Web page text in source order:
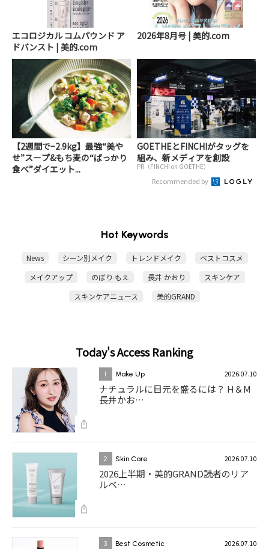
エコロジカル コムパウンド ア
ドバンスト | 美的.com
2026年8月号 | 美的.com
【2週間で−2.9kg】最強“美や
せ”スープ&もち麦の“ばっかり
食べ”ダイエット...
GOETHEとFINCHIがタッグを
組み、新メディアを創設
PR（FINCHI on GOETHE）
Recommended by
Hot Keywords
News シーン別メイク トレンドメイク
ベストコスメ
メイクアップ
のぼり もえ 長井 かおり
スキンケア
スキンケアニュース
美的GRAND
Today's Access Ranking
1 Make Up 2026.07.10
ナチュラルに目元を盛るには？ H＆M
長井かお…
2 Skin Care 2026.07.10
2026上半期・美的GRAND読者のリア
ルベ…
3 Best Cosmetic 2026.07.10